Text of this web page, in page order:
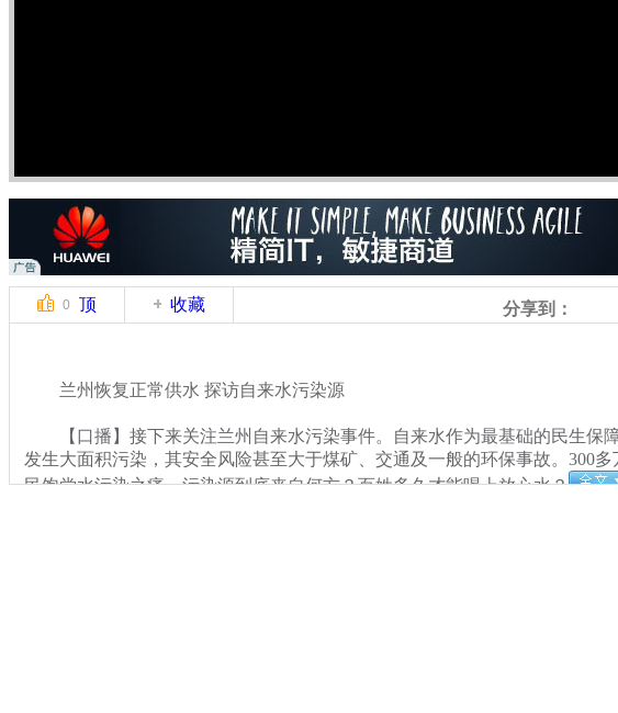
0 顶 收藏 分享到：
兰州恢复正常供水 探访自来水污染源
【口播】接下来关注兰州自来水污染事件。自来水作为最基础的民生保障
发生大面积污染，其安全风险甚至大于煤矿、交通及一般的环保事故。300多
民饱尝水污染之痛，污染源到底来自何方？百姓多久才能喝上放心水？